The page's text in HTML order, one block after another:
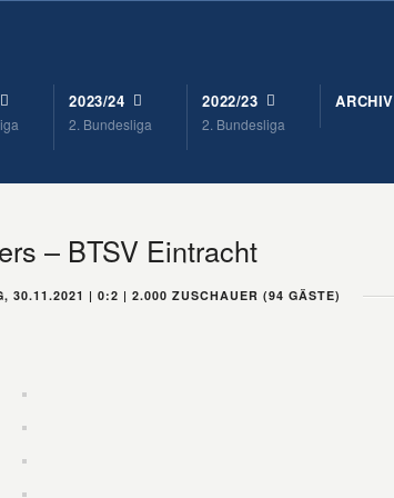
2023/24
2. Bundesliga
2022/23
2. Bundesliga
ARCHIV
– BTSV Eintracht
30.11.2021 | 0:2 | 2.000 ZUSCHAUER (94 GÄSTE)